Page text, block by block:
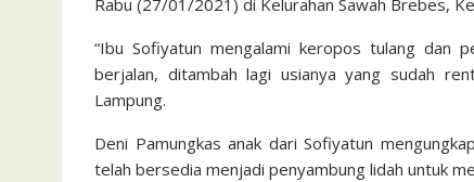
Rabu (27/01/2021) di Kelurahan Sawah Brebes,
“Ibu Sofiyatun mengalami keropos tulang dan
berjalan, ditambah lagi usianya yang sudah
Lampung.
Deni Pamungkas anak dari Sofiyatun
telah bersedia menjadi penyambung lidah untuk